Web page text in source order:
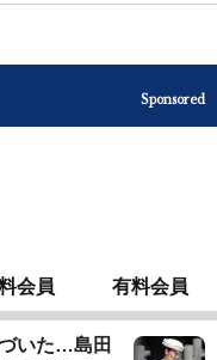
Sponsored
会員 有料会員
いた…島田